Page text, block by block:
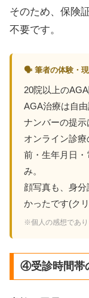
そのため、保険
不要です。
🗣 筆者の体験・
20院以上の
AGA治療は自
ナンバーの提示
オンライン診
前・生年月日
み。
顔写真も、身
かったです(ク
※個人の感想であり
④受診時間帯